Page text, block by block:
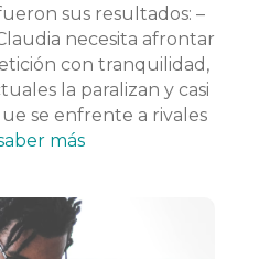
sus resultados: –
necesita afrontar
con tranquilidad,
la paralizan y casi
se enfrente a rivales
más